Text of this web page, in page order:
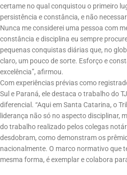
certame no qual conquistou o primeiro
persistência e constância, e não
Nunca me considerei uma pessoa com
constância e disciplina eu sempre
pequenas conquistas diárias que, no
claro, um pouco de sorte. Esforço e
excelência”, afirmou.
Com experiências prévias como
Sul e Paraná, ele destaca o trabalho do
diferencial. “Aqui em Santa Catarina, o
liderança não só no aspecto disciplinar,
do trabalho realizado pelos colegas
desdobram, como demonstram os
nacionalmente. O marco normativo que
mesma forma, é exemplar e colabora